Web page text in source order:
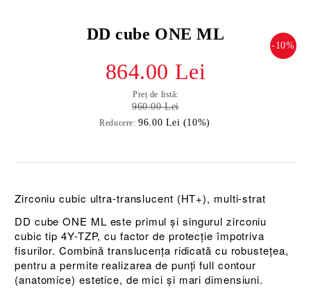
DD cube ONE ML
-10%
864.00 Lei
Preț de listă:
960.00 Lei
Reducere: 96.00 Lei (10%)
Zirconiu cubic ultra-translucent (HT+), multi-strat
DD cube ONE ML este primul și singurul zirconiu
cubic tip 4Y-TZP, cu factor de protecție împotriva
fisurilor. Combină translucența ridicată cu robustețea,
pentru a permite realizarea de punți full contour
(anatomice) estetice, de mici și mari dimensiuni.